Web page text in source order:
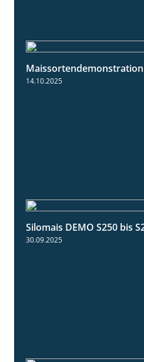
14.10.2025
Silomais DEMO S250 bis
30.09.2025